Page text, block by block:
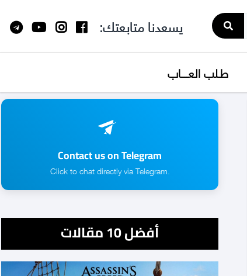
يسعدنا متابعتك:
طـلب العــــاب
Contact us on Telegram
.Click to chat directly via Telegram
أفضل 10 مقالات